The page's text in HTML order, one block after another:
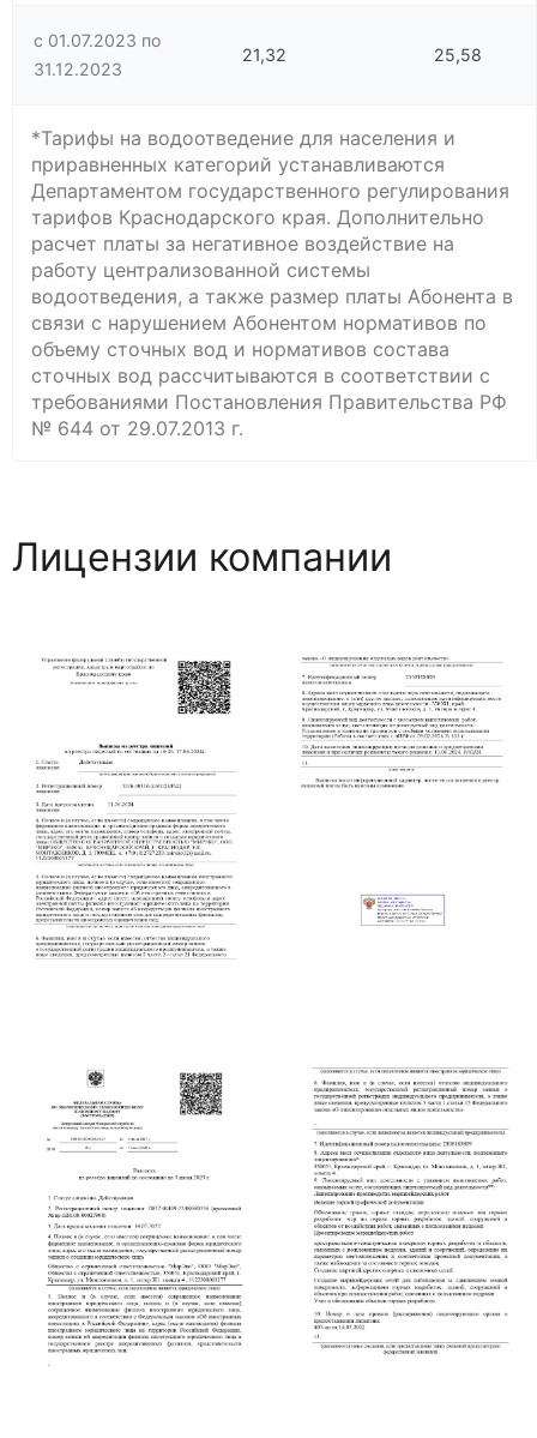
с 01.07.2023 по
31.12.2023
21,32 25,58
*Тарифы на водоотведение для населения и
приравненных категорий устанавливаются
Департаментом государственного регулирования
тарифов Краснодарского края. Дополнительно
расчет платы за негативное воздействие на
работу централизованной системы
водоотведения, а также размер платы Абонента в
связи с нарушением Абонентом нормативов по
объему сточных вод и нормативов состава
сточных вод рассчитываются в соответствии с
требованиями Постановления Правительства РФ
№ 644 от 29.07.2013 г.
Лицензии компании